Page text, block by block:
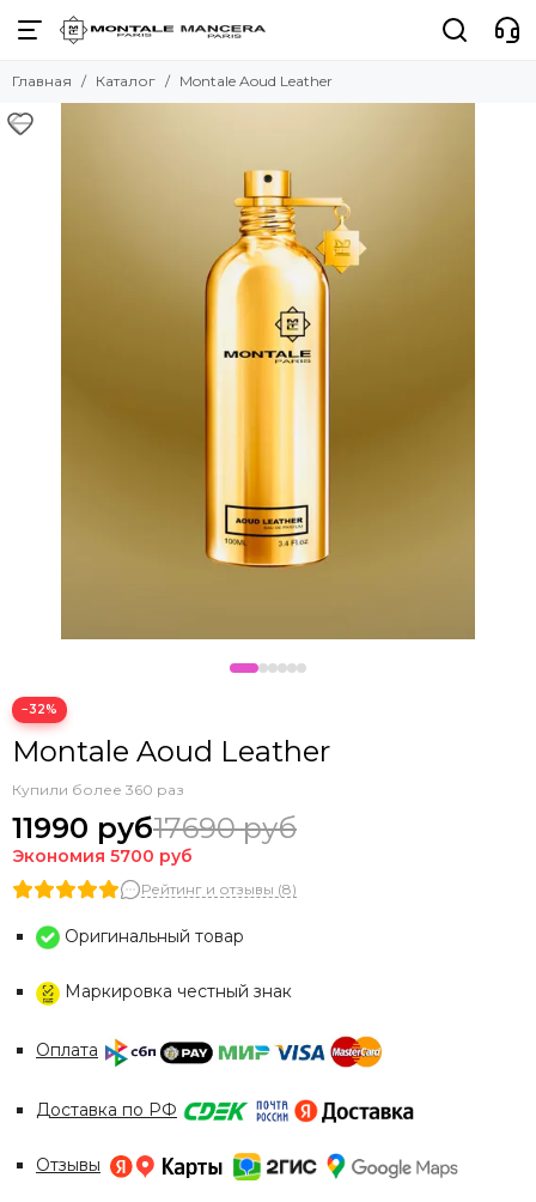
Главная Каталог Montale Aoud Leather
−32%
Montale Aoud Leather
Купили более 360 раз
11990 руб17690 руб
Экономия 5700 руб
Рейтинг и отзывы (8)
Оригинальный товар
Маркировка честный знак
Оплата
Доставка по РФ
Отзывы